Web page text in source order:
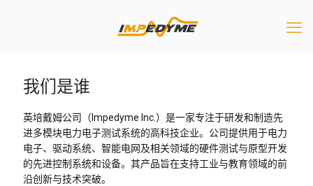
我们是谁
英培戴姆公司（Impedyme Inc.）是一家专注于研发和制造先
进多模块电力电子测试系统的高科技企业。公司提供用于电力
电子、驱动系统、智能电网及相关领域的硬件测试与原型开发
的先进控制系统和设备。其产品旨在支持工业与教育领域的前
沿创新与技术突破。